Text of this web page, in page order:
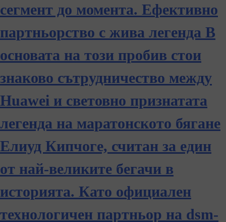
сегмент до момента. Ефективно
партньорство с жива легенда В
основата на този пробив стои
знаково сътрудничество между
Huawei и световно признатата
легенда на маратонското бягане
Елиуд Кипчоге, считан за един
от най-великите бегачи в
историята. Като официален
технологичен партньор на dsm-